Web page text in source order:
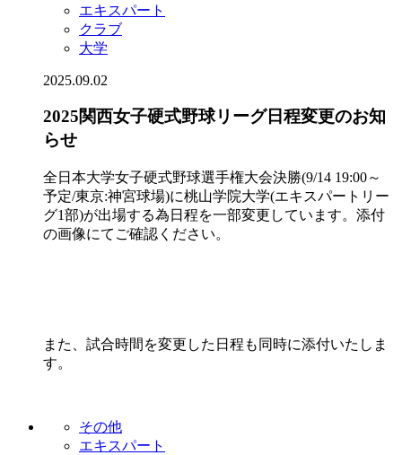
エキスパート
クラブ
大学
2025.09.02
2025関西女子硬式野球リーグ日程変更のお知
らせ
全日本大学女子硬式野球選手権大会決勝(9/14 19:00～
予定/東京:神宮球場)に桃山学院大学(エキスパートリー
グ1部)が出場する為日程を一部変更しています。添付
の画像にてご確認ください。
また、試合時間を変更した日程も同時に添付いたしま
す。
その他
エキスパート